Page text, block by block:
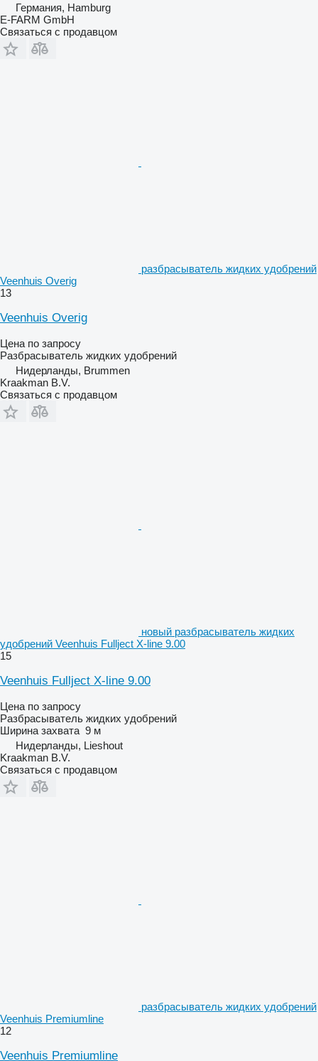
Германия, Hamburg
E-FARM GmbH
Связаться с продавцом
разбрасыватель жидких удобрений
Veenhuis Overig
13
Veenhuis Overig
Цена по запросу
Разбрасыватель жидких удобрений
Нидерланды, Brummen
Kraakman B.V.
Связаться с продавцом
новый разбрасыватель жидких
удобрений Veenhuis Fullject X-line 9.00
15
Veenhuis Fullject X-line 9.00
Цена по запросу
Разбрасыватель жидких удобрений
Ширина захвата 9 м
Нидерланды, Lieshout
Kraakman B.V.
Связаться с продавцом
разбрасыватель жидких удобрений
Veenhuis Premiumline
12
Veenhuis Premiumline